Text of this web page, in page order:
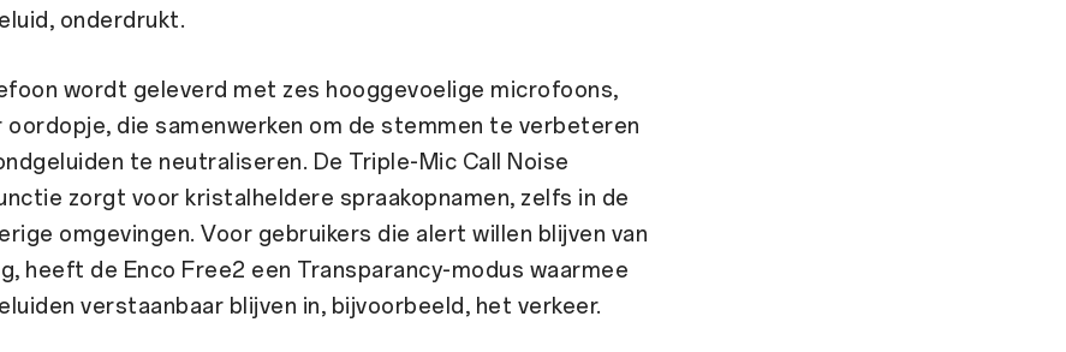
onderdrukt.
wordt geleverd met zes hooggevoelige microfoons,
oordopje, die samenwerken om de stemmen te verbeteren
te neutraliseren. De Triple-Mic Call Noise
zorgt voor kristalheldere spraakopnamen, zelfs in de
omgevingen. Voor gebruikers die alert willen blijven van
heeft de Enco Free2 een Transparancy-modus waarmee
verstaanbaar blijven in, bijvoorbeeld, het verkeer.